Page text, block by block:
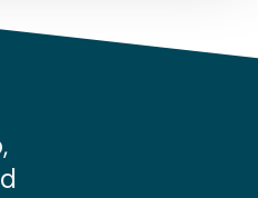
haga del sitio web con
publicidad y análisis